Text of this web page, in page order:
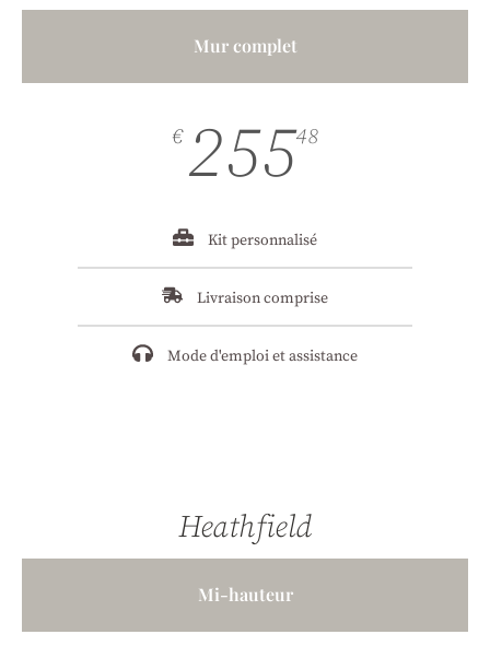
Mur complet
€ 25548
Kit personnalisé
Livraison comprise
Mode d'emploi et assistance
Heathfield
Mi-hauteur